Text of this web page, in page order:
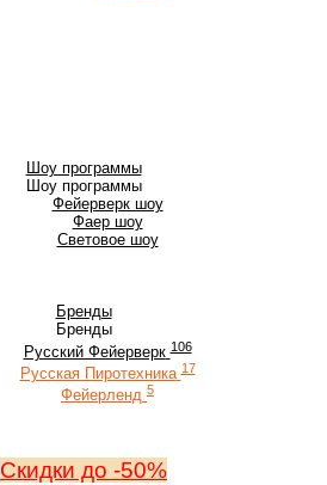
Шоу программы
Шоу программы
Фейерверк шоу
Фаер шоу
Световое шоу
Бренды
Бренды
Русский Фейерверк 106
Русская Пиротехника 17
Фейерленд 5
Скидки до -50%